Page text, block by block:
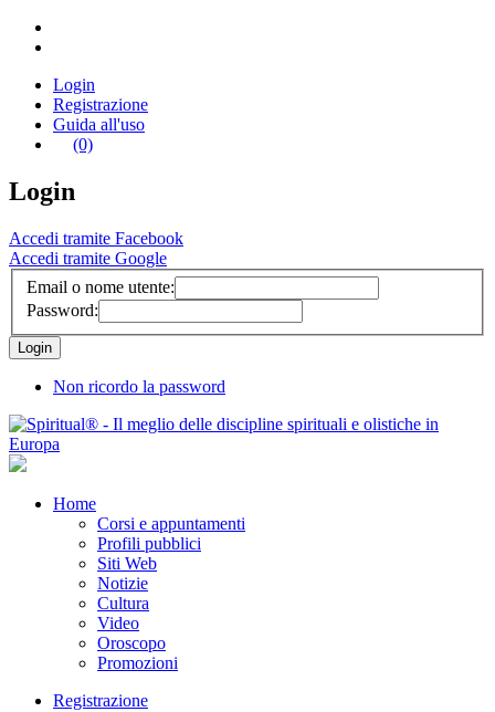
Login
Registrazione
Guida all'uso
(0)
Login
Accedi tramite Facebook
Accedi tramite Google
Email o nome utente:
Password:
Non ricordo la password
Home
Corsi e appuntamenti
Profili pubblici
Siti Web
Notizie
Cultura
Video
Oroscopo
Promozioni
Registrazione